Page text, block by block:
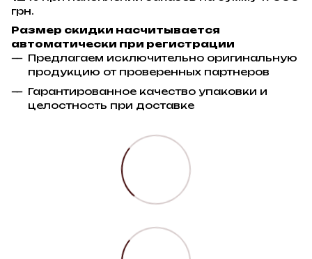
грн.
Размер скидки насчитывается
автоматически при регистрации
Предлагаем исключительно оригинальную
продукцию от проверенных партнеров
Гарантированное качество упаковки и
целостность при доставке